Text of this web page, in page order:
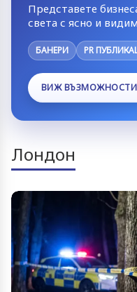
Представете
света с ясно и
БАНЕРИ PR
ВИЖ
Лондон